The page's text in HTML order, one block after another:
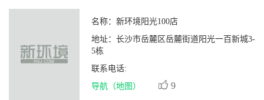
名称： 新环境阳光100店
地址： 长沙市岳麓区岳麓街道阳光一百新城3-
5栋
联系电话:
导航（地图）
9